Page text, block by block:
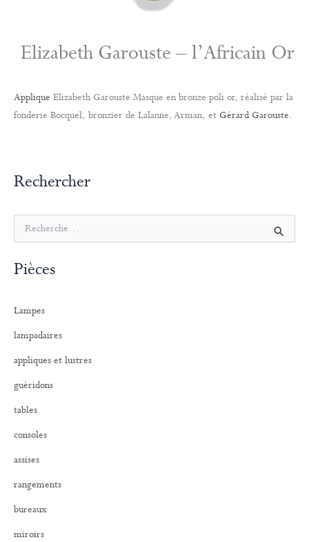
Elizabeth Garouste – l’Africain Or
Applique Elizabeth Garouste Masque en bronze poli or, réalisé par la
fonderie Bocquel, bronzier de Lalanne, Arman, et Gérard Garouste.
Rechercher
e
h
c
e
:
Pièces
Lampes
lampadaires
appliques et lustres
guéridons
tables
consoles
assises
rangements
bureaux
miroirs